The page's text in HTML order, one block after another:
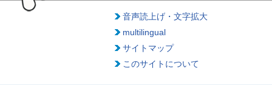
音声読上げ・文字拡大
multilingual
サイトマップ
このサイトについて